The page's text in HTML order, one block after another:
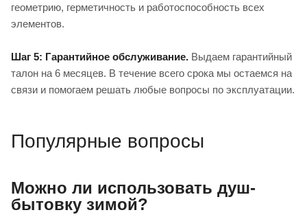
геометрию, герметичность и работоспособность всех
элементов.
Шаг 5: Гарантийное обслуживание. Выдаем гарантийный
талон на 6 месяцев. В течение всего срока мы остаемся на
связи и помогаем решать любые вопросы по эксплуатации.
Популярные вопросы
Можно ли использовать душ-
бытовку зимой?